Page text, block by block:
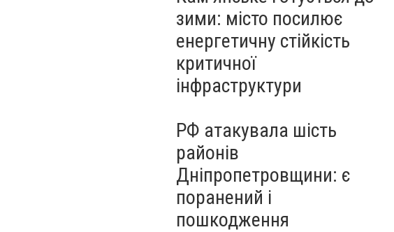
зими: місто посилює
енергетичну стійкість
критичної
інфраструктури
РФ атакувала шість
районів
Дніпропетровщини: є
поранений і
пошкодження